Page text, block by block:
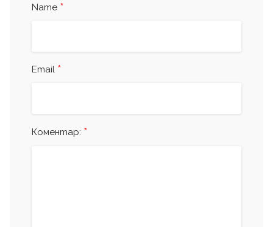
Name *
Email *
Коментар: *